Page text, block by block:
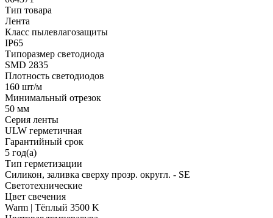
Тип товара
Лента
Класс пылевлагозащиты
IP65
Типоразмер светодиода
SMD 2835
Плотность светодиодов
160 шт/м
Минимальный отрезок
50 мм
Серия ленты
ULW герметичная
Гарантийный срок
5 год(а)
Тип герметизации
Силикон, заливка сверху прозр. округл. - SE
Светотехнические
Цвет свечения
Warm | Тёплый 3500 K